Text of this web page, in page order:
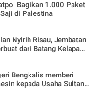
Bagikan 1.000 Paket
di Palestina
Nyirih Risau, Jembatan
dari Batang Kelapa
Warga Jatuh
Bengkalis memberi
kepada Usaha Sultan